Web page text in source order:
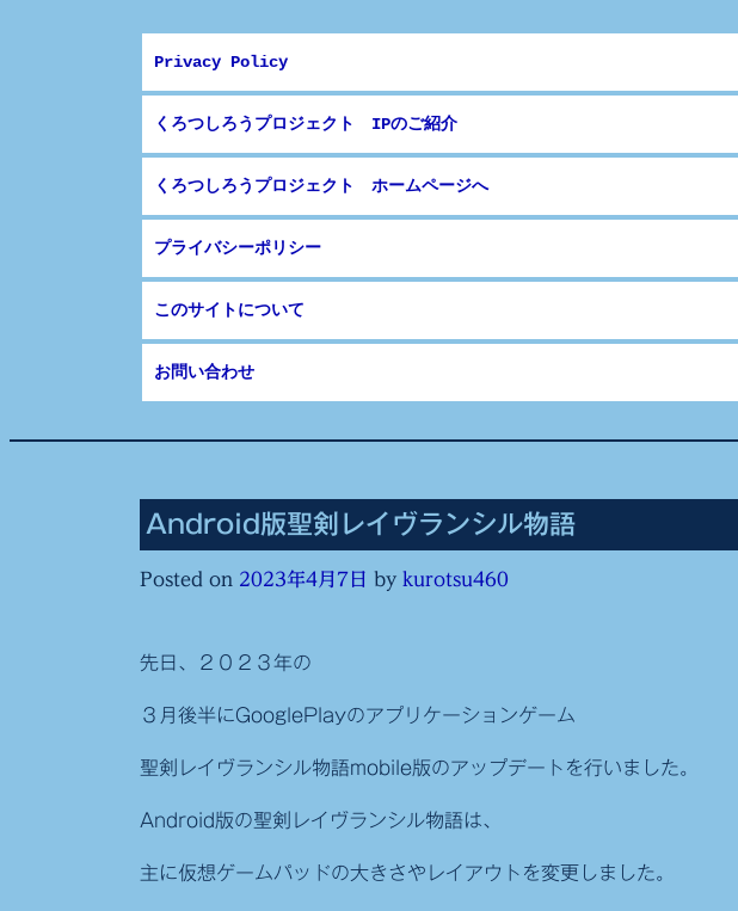
Privacy Policy
くろつしろうプロジェクト IPのご紹介
くろつしろうプロジェクト ホームページへ
プライバシーポリシー
このサイトについて
お問い合わせ
Android版聖剣レイヴランシル物語
Posted on 2023年4月7日 by kurotsu460
先日、２０２３年の
３月後半にGooglePlayのアプリケーションゲーム
聖剣レイヴランシル物語mobile版のアップデートを行いました。
Android版の聖剣レイヴランシル物語は、
主に仮想ゲームパッドの大きさやレイアウトを変更しました。